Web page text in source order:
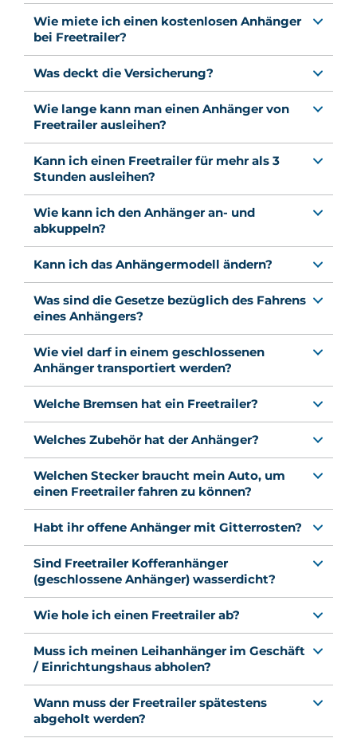
Wie miete ich einen kostenlosen Anhänger
bei Freetrailer?
Was deckt die Versicherung?
Wie lange kann man einen Anhänger von
Freetrailer ausleihen?
Kann ich einen Freetrailer für mehr als 3
Stunden ausleihen?
Wie kann ich den Anhänger an- und
abkuppeln?
Kann ich das Anhängermodell ändern?
Was sind die Gesetze bezüglich des Fahrens
eines Anhängers?
Wie viel darf in einem geschlossenen
Anhänger transportiert werden?
Welche Bremsen hat ein Freetrailer?
Welches Zubehör hat der Anhänger?
Welchen Stecker braucht mein Auto, um
einen Freetrailer fahren zu können?
Habt ihr offene Anhänger mit Gitterrosten?
Sind Freetrailer Kofferanhänger
(geschlossene Anhänger) wasserdicht?
Wie hole ich einen Freetrailer ab?
Muss ich meinen Leihanhänger im Geschäft
/ Einrichtungshaus abholen?
Wann muss der Freetrailer spätestens
abgeholt werden?